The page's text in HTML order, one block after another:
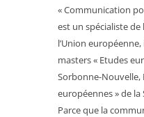
« Communication
est un spécialiste
l’Union
masters « Etudes
Sorbonne-Nouvelle,
européennes » de la
Parce que la